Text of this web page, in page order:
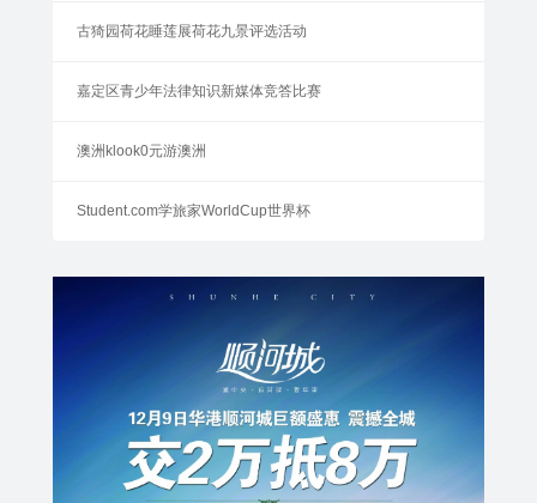
古猗园荷花睡莲展荷花九景评选活动
嘉定区青少年法律知识新媒体竞答比赛
澳洲klook0元游澳洲
Student.com学旅家WorldCup世界杯